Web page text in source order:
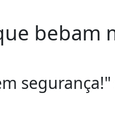
bebam
segurança!"